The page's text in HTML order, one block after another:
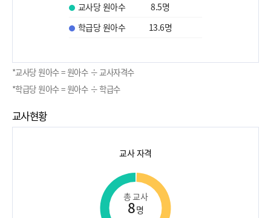
교사당 원아수 8.5명
학급당 원아수
13.6명
*교사당 원아수 = 원아수 ÷ 교사자격수
*학급당 원아수 = 원아수 ÷ 학급수
교사현황
교사 자격
총 교사
8명